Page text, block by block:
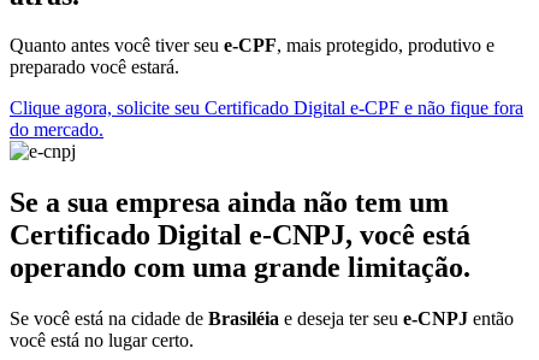
Quanto antes você tiver seu e-CPF, mais protegido, produtivo e
preparado você estará.
Clique agora, solicite seu Certificado Digital e-CPF e não fique fora
do mercado.
Se a sua empresa ainda não tem um
Certificado Digital e-CNPJ, você está
operando com uma grande limitação.
Se você está na cidade de Brasiléia e deseja ter seu e-CNPJ então
você está no lugar certo.